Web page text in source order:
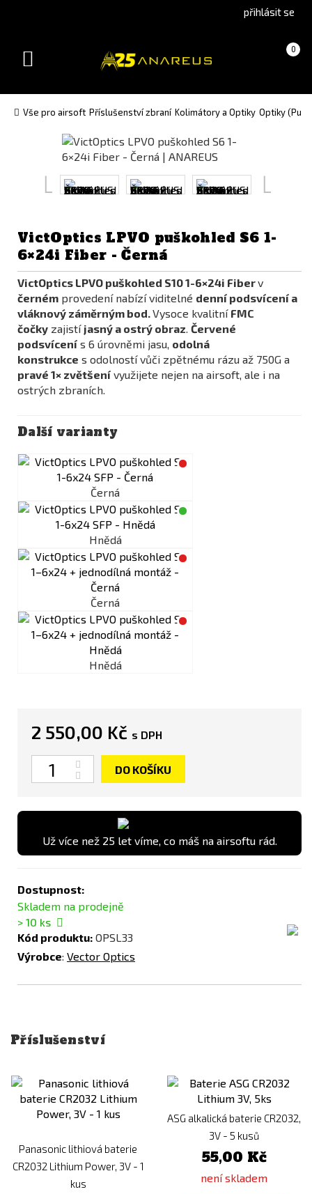
version(Slovak)
přihlásit se
Košík 0
(prázdný)
Toggle
Vše pro airsoft Příslušenství zbraní Kolimátory a Optiky Optiky
VictOptics LPVO puškohled S6 1-
6×24i Fiber - Černá
VictOptics LPVO puškohled S10 1-6×24i Fiberv
černém provedení nabízí viditelné denní podsvícení a
vláknový záměrným bod.Vysoce kvalitní FMC
čočky zajistí jasný a ostrý obraz. Červené
podsvícení s 6 úrovněmi jasu, odolná
konstrukce s odolností vůči zpětnému rázu až 750G a
pravé 1× zvětšení využijete nejen na airsoft, ale i na
ostrých zbraních.
Další varianty
Černá
Hnědá
Černá
Hnědá
2 550,00 Kč s DPH
Počet
DO KOŠÍKU
Už více než 25 let víme, co máš na airsoftu rád.
Dostupnost:
Skladem na prodejně
> 10 ks
Kód produktu: OPSL33
Výrobce: Vector Optics
Příslušenství
Panasonic lithiová baterie
CR2032 Lithium Power, 3V - 1
kus
ASG alkalická baterie CR2032,
3V - 5 kusů
55,00 Kč
není skladem